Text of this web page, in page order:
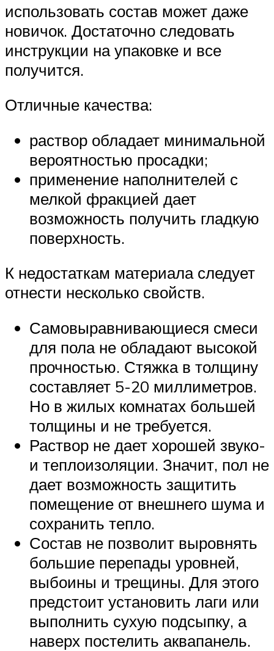
использовать состав может даже
новичок. Достаточно следовать
инструкции на упаковке и все
получится.
Отличные качества:
раствор обладает минимальной
вероятностью просадки;
применение наполнителей с
мелкой фракцией дает
возможность получить гладкую
поверхность.
К недостаткам материала следует
отнести несколько свойств.
Самовыравнивающиеся смеси
для пола не обладают высокой
прочностью. Стяжка в толщину
составляет 5-20 миллиметров.
Но в жилых комнатах большей
толщины и не требуется.
Раствор не дает хорошей звуко-
и теплоизоляции. Значит, пол не
дает возможность защитить
помещение от внешнего шума и
сохранить тепло.
Состав не позволит выровнять
большие перепады уровней,
выбоины и трещины. Для этого
предстоит установить лаги или
выполнить сухую подсыпку, а
наверх постелить аквапанель.